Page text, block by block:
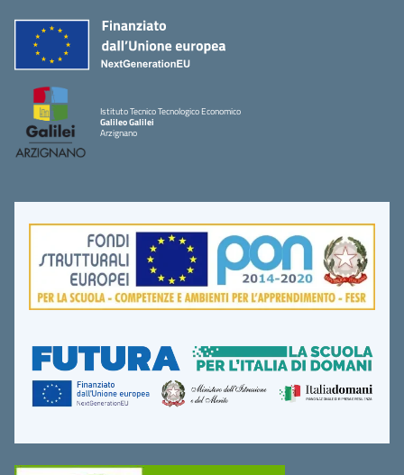
Istituto Tecnico Tecnologico Economico
Galileo Galilei
Arzignano